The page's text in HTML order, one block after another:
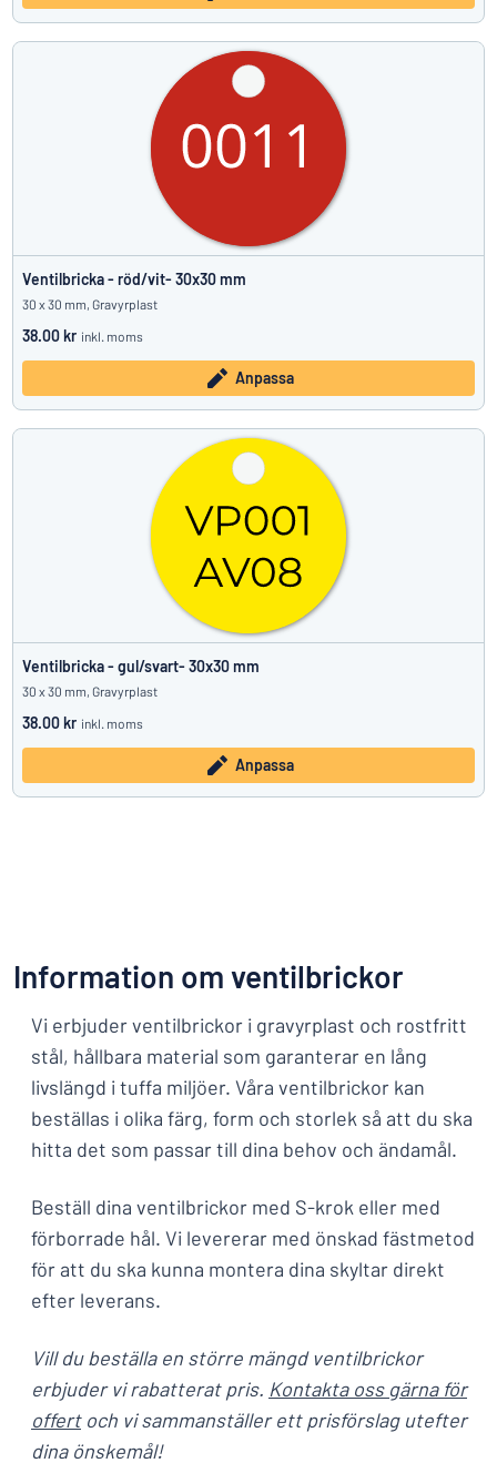
Ventilbricka - röd/vit- 30x30 mm
30 x 30 mm, Gravyrplast
38.00 kr inkl. moms
Anpassa
Ventilbricka - gul/svart- 30x30 mm
30 x 30 mm, Gravyrplast
38.00 kr inkl. moms
Anpassa
Information om ventilbrickor
Vi erbjuder ventilbrickor i gravyrplast och rostfritt
stål, hållbara material som garanterar en lång
livslängd i tuffa miljöer. Våra ventilbrickor kan
beställas i olika färg, form och storlek så att du ska
hitta det som passar till dina behov och ändamål.
Beställ dina ventilbrickor med S-krok eller med
förborrade hål. Vi levererar med önskad fästmetod
för att du ska kunna montera dina skyltar direkt
efter leverans.
Vill du beställa en större mängd ventilbrickor
erbjuder vi rabatterat pris. Kontakta oss gärna för
offertoch vi sammanställer ett prisförslag utefter
dina önskemål!